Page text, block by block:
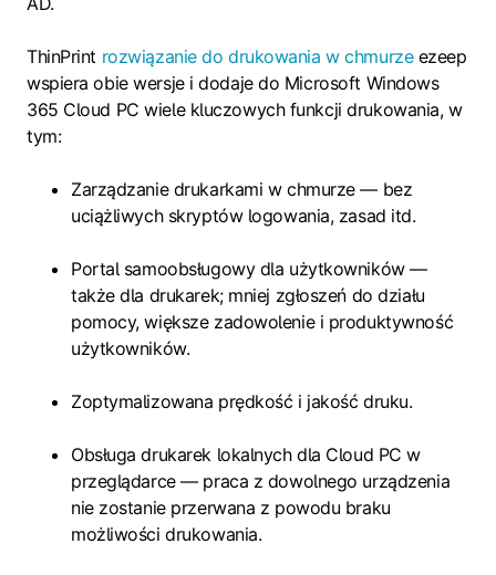
ThinPrint rozwiązanie do drukowania w chmurzeezeep
wspiera obie wersje i dodaje do Microsoft Windows
365 Cloud PC wiele kluczowych funkcji drukowania, w
tym:
Zarządzanie drukarkami w chmurze — bez
uciążliwych skryptów logowania, zasad itd.
Portal samoobsługowy dla użytkowników —
także dla drukarek; mniej zgłoszeń do działu
pomocy, większe zadowolenie i produktywność
użytkowników.
Zoptymalizowana prędkość i jakość druku.
Obsługa drukarek lokalnych dla Cloud PC w
przeglądarce — praca z dowolnego urządzenia
nie zostanie przerwana z powodu braku
możliwości drukowania.